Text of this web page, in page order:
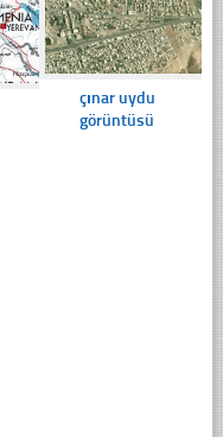
çınar uydu
görüntüsü